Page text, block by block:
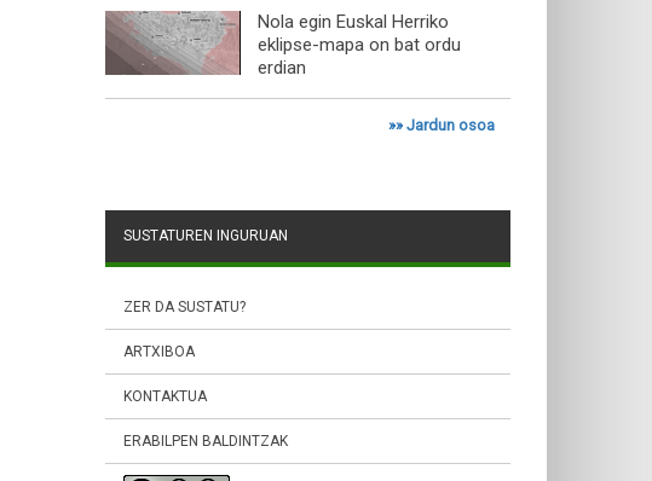
Nola egin Euskal Herriko
eklipse-mapa on bat ordu
erdian
»»Jardun osoa
SUSTATUREN INGURUAN
ZER DA SUSTATU?
ARTXIBOA
KONTAKTUA
ERABILPEN BALDINTZAK